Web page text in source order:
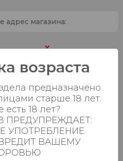
Пн-Вс с 08:00 до
23:00
Пн-Вс с 08:00 до
23:00
Пн-Вс с 09:00 до
23:00
25 шт.
Пн-Вс с 09:00 до
возраста
предназначено
старше 18 лет.
есть 18 лет?
ПРЕДУПРЕЖДАЕТ:
УПОТРЕБЛЕНИЕ
ВАШЕМУ